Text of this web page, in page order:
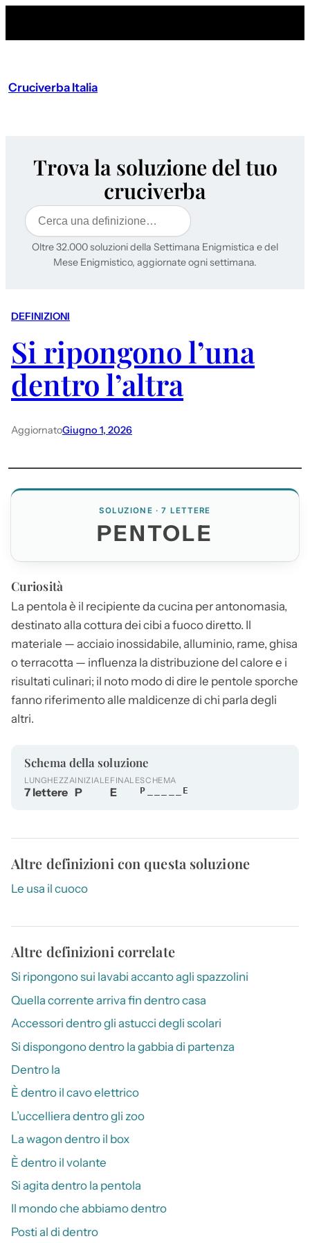
Cruciverba Italia
Trova la soluzione del tuo
cruciverba
Cerca
Oltre 32.000 soluzioni della Settimana Enigmistica e del
Mese Enigmistico, aggiornate ogni settimana.
DEFINIZIONI
Si ripongono l’una
dentro l’altra
AggiornatoGiugno 1, 2026
SOLUZIONE · 7 LETTERE
PENTOLE
Curiosità
La pentola è il recipiente da cucina per antonomasia,
destinato alla cottura dei cibi a fuoco diretto. Il
materiale — acciaio inossidabile, alluminio, rame, ghisa
o terracotta — influenza la distribuzione del calore e i
risultati culinari; il noto modo di dire le pentole sporche
fanno riferimento alle maldicenze di chi parla degli
altri.
Schema della soluzione
LUNGHEZZA
7 lettere
INIZIALE
P
FINALE
E
SCHEMA
P_____E
Altre definizioni con questa soluzione
Le usa il cuoco
Altre definizioni correlate
Si ripongono sui lavabi accanto agli spazzolini
Quella corrente arriva fin dentro casa
Accessori dentro gli astucci degli scolari
Si dispongono dentro la gabbia di partenza
Dentro la
È dentro il cavo elettrico
L’uccelliera dentro gli zoo
La wagon dentro il box
È dentro il volante
Si agita dentro la pentola
Il mondo che abbiamo dentro
Posti al di dentro